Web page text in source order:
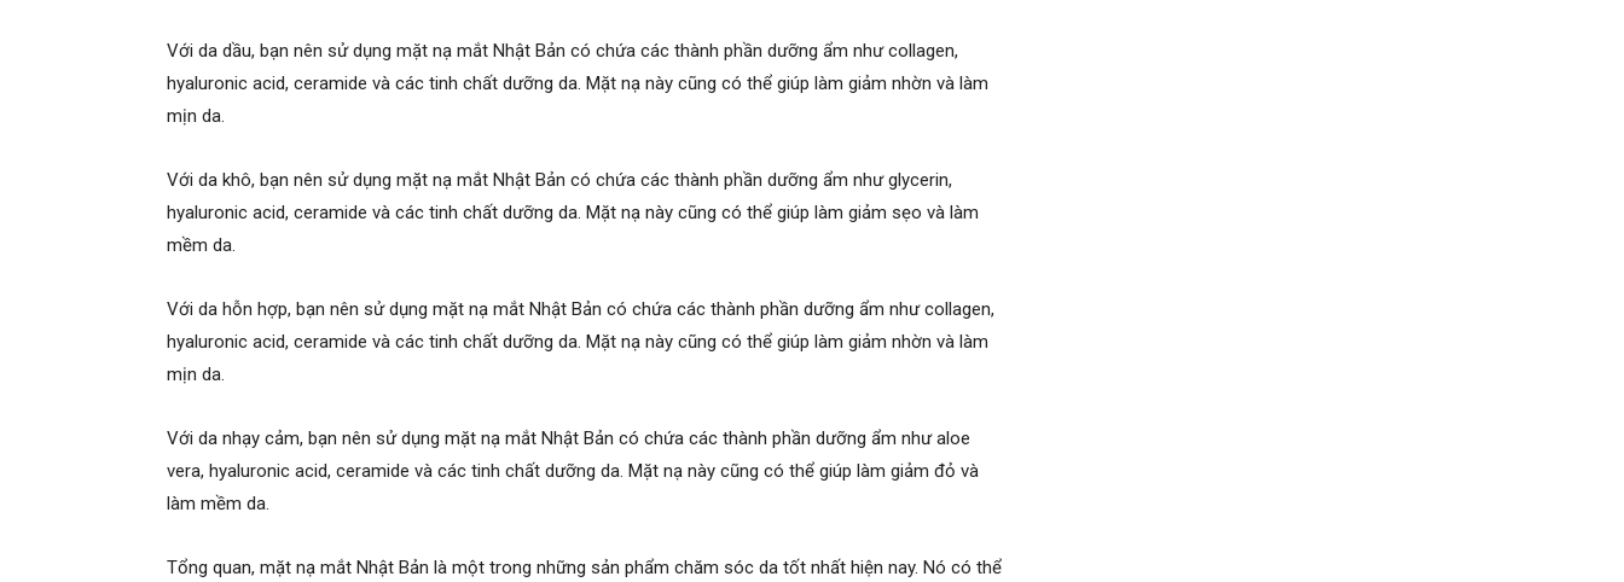
Với da dầu, bạn nên sử dụng mặt nạ mắt Nhật Bản có chứa các thành phần dưỡng ẩm như collagen,
hyaluronic acid, ceramide và các tinh chất dưỡng da. Mặt nạ này cũng có thể giúp làm giảm nhờn và làm
mịn da.
Với da khô, bạn nên sử dụng mặt nạ mắt Nhật Bản có chứa các thành phần dưỡng ẩm như glycerin,
hyaluronic acid, ceramide và các tinh chất dưỡng da. Mặt nạ này cũng có thể giúp làm giảm sẹo và làm
mềm da.
Với da hỗn hợp, bạn nên sử dụng mặt nạ mắt Nhật Bản có chứa các thành phần dưỡng ẩm như collagen,
hyaluronic acid, ceramide và các tinh chất dưỡng da. Mặt nạ này cũng có thể giúp làm giảm nhờn và làm
mịn da.
Với da nhạy cảm, bạn nên sử dụng mặt nạ mắt Nhật Bản có chứa các thành phần dưỡng ẩm như aloe
vera, hyaluronic acid, ceramide và các tinh chất dưỡng da. Mặt nạ này cũng có thể giúp làm giảm đỏ và
làm mềm da.
Tổng quan, mặt nạ mắt Nhật Bản là một trong những sản phẩm chăm sóc da tốt nhất hiện nay. Nó có thể